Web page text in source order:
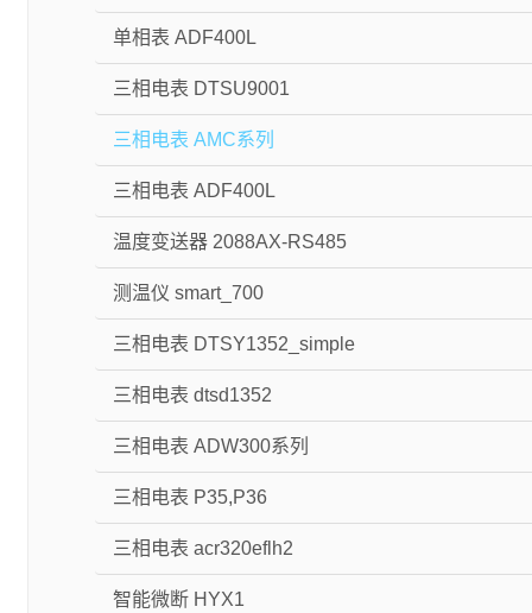
单相表 ADF400L
三相电表 DTSU9001
三相电表 AMC系列
三相电表 ADF400L
温度变送器 2088AX-RS485
测温仪 smart_700
三相电表 DTSY1352_simple
三相电表 dtsd1352
三相电表 ADW300系列
三相电表 P35,P36
三相电表 acr320eflh2
智能微断 HYX1